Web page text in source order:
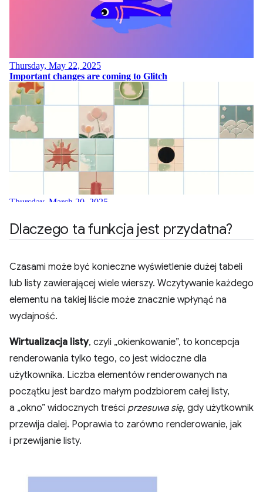
Dlaczego ta funkcja jest przydatna?
Czasami może być konieczne wyświetlenie dużej tabeli
lub listy zawierającej wiele wierszy. Wczytywanie każdego
elementu na takiej liście może znacznie wpłynąć na
wydajność.
Wirtualizacja listy, czyli „okienkowanie”, to koncepcja
renderowania tylko tego, co jest widoczne dla
użytkownika. Liczba elementów renderowanych na
początku jest bardzo małym podzbiorem całej listy,
a „okno” widocznych treści przesuwa się, gdy użytkownik
przewija dalej. Poprawia to zarówno renderowanie, jak
i przewijanie listy.